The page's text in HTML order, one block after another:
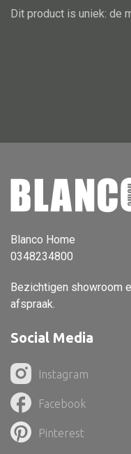
Kandelaar
Dienblad
Roomdevider
Alle textiel
Tapijt
Kelim
Alle bouwmateriaal
Dit product is uniek: de
Blanco Home
0348234800
Bezichtigen showroom
afspraak.
Social Media
Instagram
Facebook
Pinterest